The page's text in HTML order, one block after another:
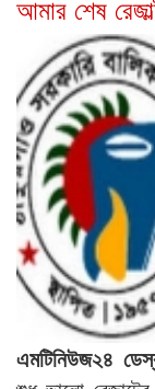
আমার শেষ
এমটিনিউজ২৪